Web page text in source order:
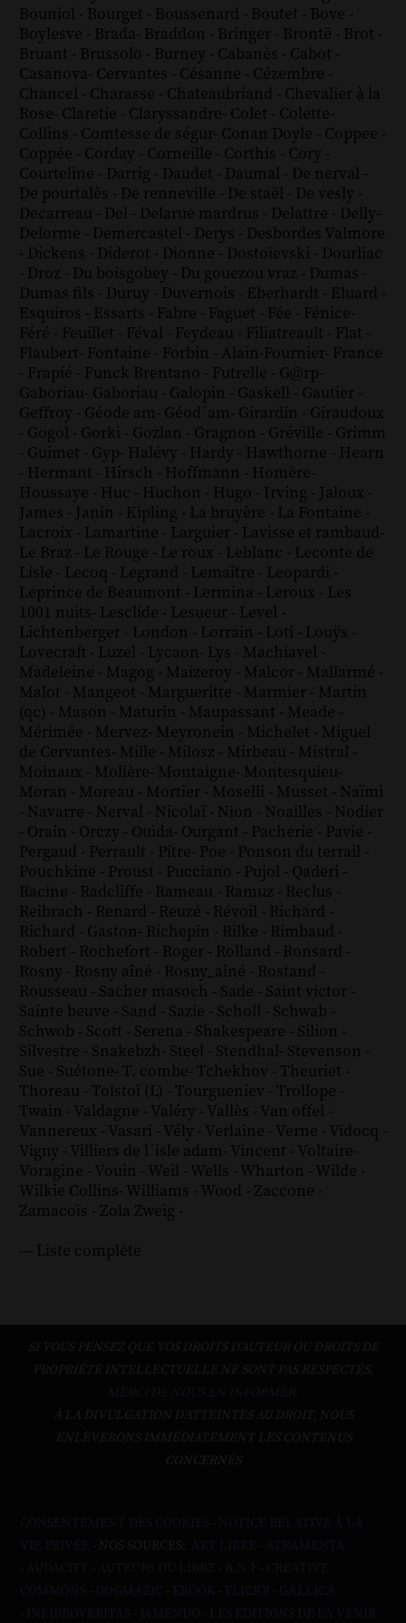
Bouniol - Bourget - Boussenard - Boutet - Bove -
Boylesve - Brada- Braddon - Bringer - Brontë - Brot -
Bruant - Brussolo - Burney - Cabanès - Cabot -
Casanova- Cervantes - Césanne - Cézembre -
Chancel - Charasse - Chateaubriand - Chevalier à la
Rose- Claretie - Claryssandre- Colet - Colette-
Collins - Comtesse de ségur- Conan Doyle - Coppee -
Coppée - Corday - Corneille - Corthis - Cory -
Courteline - Darrig - Daudet - Daumal - De nerval -
De pourtalès - De renneville - De staël - De vesly -
Decarreau - Del - Delarue mardrus - Delattre - Delly-
Delorme - Demercastel - Derys - Desbordes Valmore
- Dickens - Diderot - Dionne - Dostoïevski - Dourliac
- Droz - Du boisgobey - Du gouezou vraz - Dumas -
Dumas fils - Duruy - Duvernois - Eberhardt - Eluard -
Esquiros - Essarts - Fabre - Faguet - Fée - Fénice-
Féré - Feuillet - Féval - Feydeau - Filiatreault - Flat -
Flaubert- Fontaine - Forbin - Alain-Fournier- France
- Frapié - Funck Brentano - Futrelle - G@rp-
Gaboriau- Gaboriau - Galopin - Gaskell - Gautier -
Geffroy - Géode am- Géod´am- Girardin - Giraudoux
- Gogol - Gorki - Gozlan - Gragnon - Gréville - Grimm
- Guimet - Gyp- Halévy - Hardy - Hawthorne - Hearn
- Hermant - Hirsch - Hoffmann - Homère-
Houssaye - Huc - Huchon - Hugo - Irving - Jaloux -
James - Janin - Kipling - La bruyère - La Fontaine -
Lacroix - Lamartine - Larguier - Lavisse et rambaud-
Le Braz - Le Rouge - Le roux - Leblanc - Leconte de
Lisle - Lecoq - Legrand - Lemaître - Leopardi -
Leprince de Beaumont - Lermina - Leroux - Les
1001 nuits- Lesclide - Lesueur - Level -
Lichtenberger - London - Lorrain - Loti - Louÿs -
Lovecraft - Luzel - Lycaon- Lys - Machiavel -
Madeleine - Magog - Maizeroy - Malcor - Mallarmé -
Malot - Mangeot - Margueritte - Marmier - Martin
(qc) - Mason - Maturin - Maupassant - Meade -
Mérimée - Mervez- Meyronein - Michelet - Miguel
de Cervantes- Mille - Milosz - Mirbeau - Mistral -
Moinaux - Molière- Montaigne- Montesquieu-
Moran - Moreau - Mortier - Moselli - Musset - Naïmi
- Navarre - Nerval - Nicolaï - Nion - Noailles - Nodier
- Orain - Orczy - Ouida- Ourgant - Pacherie - Pavie -
Pergaud - Perrault - Pitre- Poe - Ponson du terrail -
Pouchkine - Proust - Pucciano - Pujol - Qaderi -
Racine - Radcliffe - Rameau - Ramuz - Reclus -
Reibrach - Renard - Reuzé - Révoil - Richard -
Richard - Gaston- Richepin - Rilke - Rimbaud -
Robert - Rochefort - Roger - Rolland - Ronsard -
Rosny - Rosny aîné - Rosny_aîné - Rostand -
Rousseau - Sacher masoch - Sade - Saint victor -
Sainte beuve - Sand - Sazie - Scholl - Schwab -
Schwob - Scott - Serena - Shakespeare - Silion -
Silvestre - Snakebzh- Steel - Stendhal- Stevenson -
Sue - Suétone- T. combe- Tchekhov - Theuriet -
Thoreau - Tolstoï (L) - Tourgueniev - Trollope -
Twain - Valdagne - Valéry - Vallès - Van offel -
Vannereux - Vasari - Vély - Verlaine - Verne - Vidocq -
Vigny - Villiers de l´isle adam- Vincent - Voltaire-
Voragine - Vouin - Weil - Wells - Wharton - Wilde -
Wilkie Collins- Williams - Wood - Zaccone -
Zamacoïs - Zola Zweig -
--- Liste complète